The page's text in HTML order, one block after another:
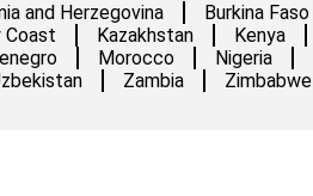
and Herzegovina Burkina Faso
Coast Kazakhstan Kenya
Morocco Nigeria
Zambia Zimbabwe